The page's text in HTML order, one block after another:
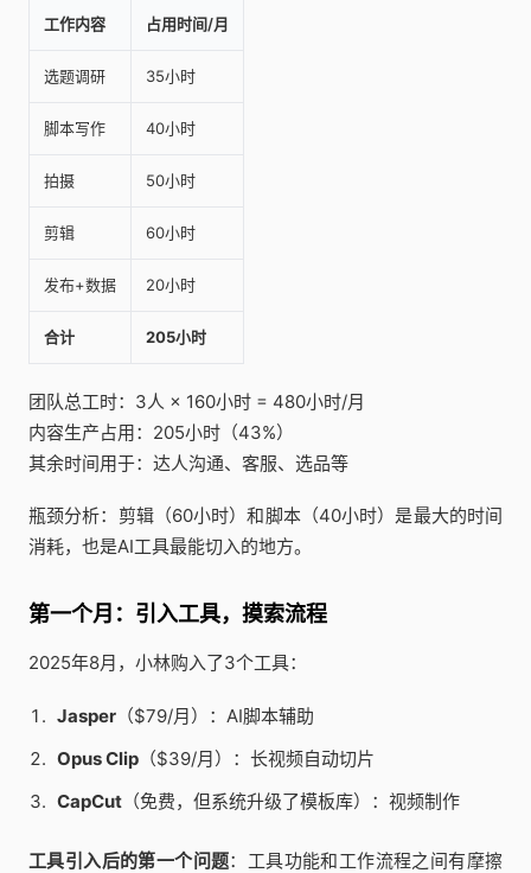
工作内容 占用时间/月
选题调研 35小时
脚本写作 40小时
拍摄 50小时
剪辑 60小时
发布+数据 20小时
合计 205小时
团队总工时：3人 × 160小时 = 480小时/月
内容生产占用：205小时（43%）
其余时间用于：达人沟通、客服、选品等
瓶颈分析：剪辑（60小时）和脚本（40小时）是最大的时间
消耗，也是AI工具最能切入的地方。
第一个月：引入工具，摸索流程
2025年8月，小林购入了3个工具：
Jasper（$79/月）：AI脚本辅助
Opus Clip（$39/月）：长视频自动切片
CapCut（免费，但系统升级了模板库）：视频制作
工具引入后的第一个问题：工具功能和工作流程之间有摩擦